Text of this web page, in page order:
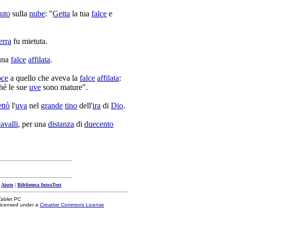
sulla nube: "Getta la tua falce e
fu mietuta.
falce affilata.
a quello che aveva la falce affilata:
le sue uve sono mature".
l'uva nel grande tino dell'ira di Dio.
, per una distanza di duecento
Aiuto | Biblioteca IntraText
PC
under a Creative Commons License